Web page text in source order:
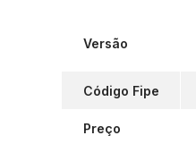
Versão
Código Fipe
Preço